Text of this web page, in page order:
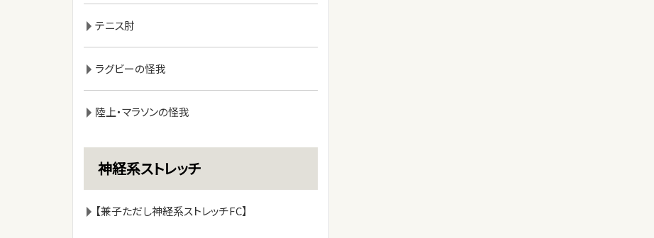
テニス肘
ラグビーの怪我
陸上・マラソンの怪我
神経系ストレッチ
【兼子ただし神経系ストレッチFC】